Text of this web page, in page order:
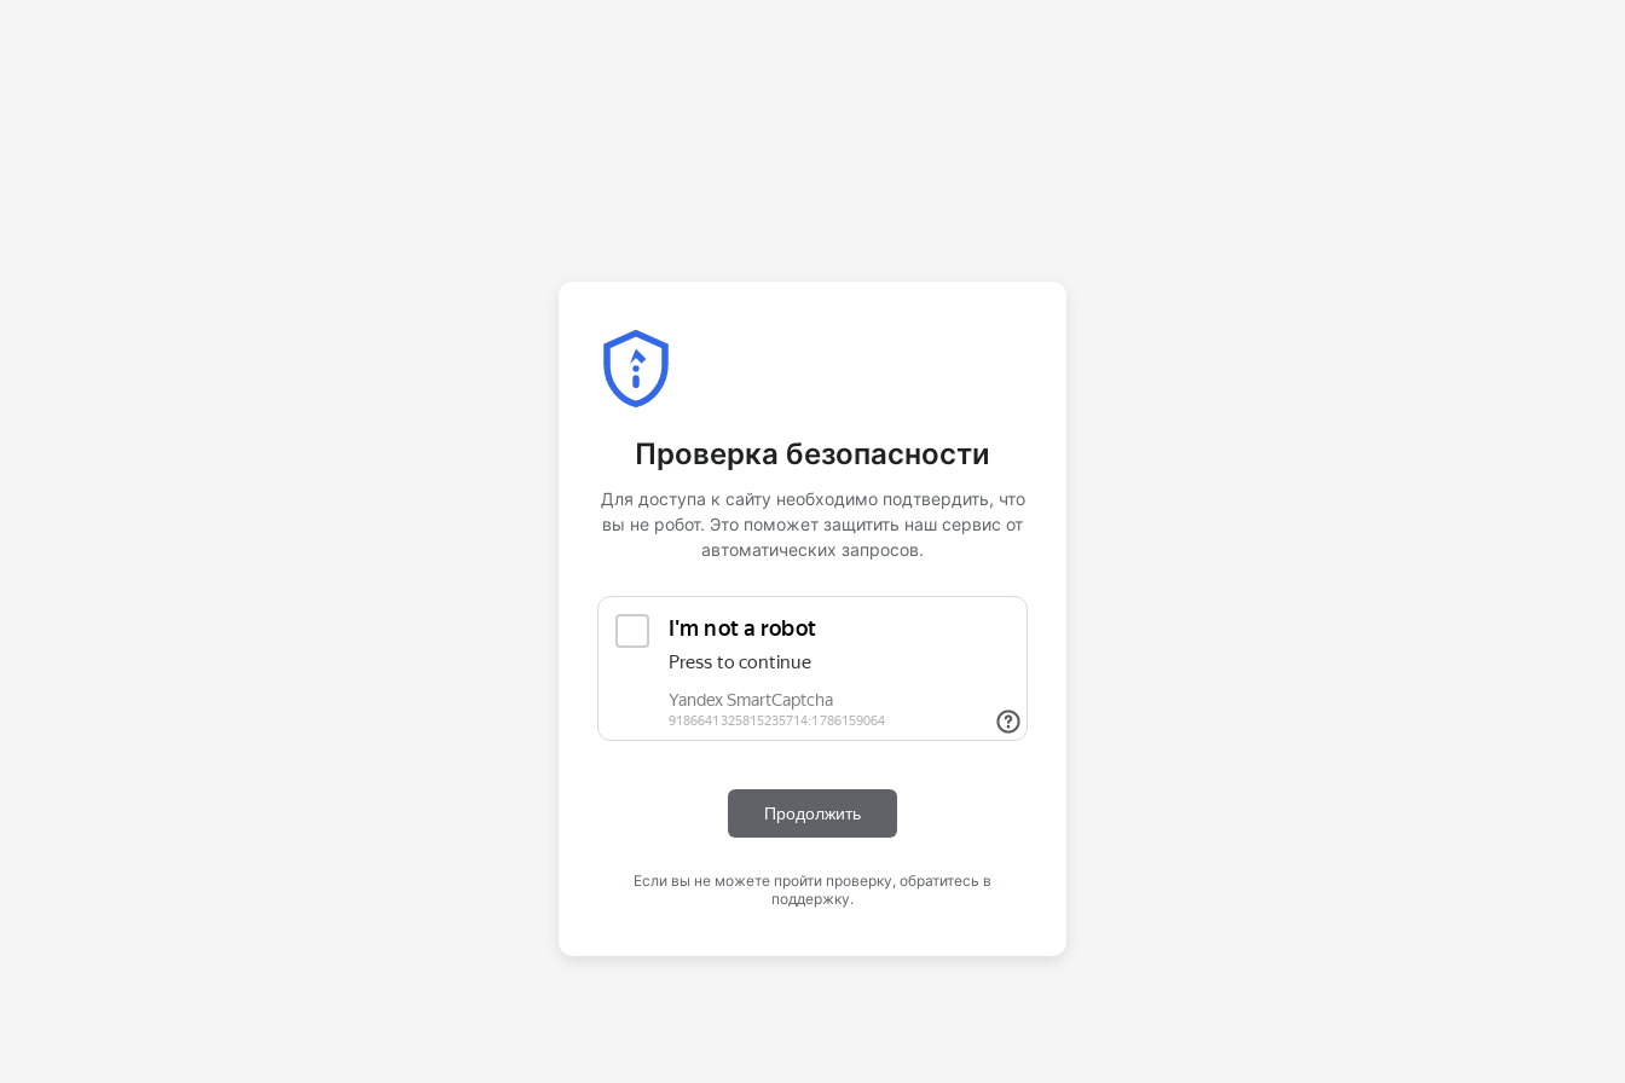
Проверка безопасности
Для доступа к сайту необходимо подтвердить, что
вы не робот. Это поможет защитить наш сервис от
автоматических запросов.
Продолжить
Если вы не можете пройти проверку, обратитесь в
поддержку.